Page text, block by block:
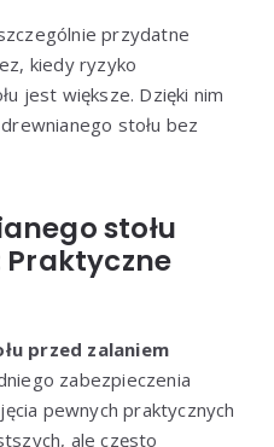
przydatne
kiedy ryzyko
jest większe. Dzięki nim
stołu bez
stołu
przed zalaniem
zabezpieczenia
pewnych praktycznych
ale często